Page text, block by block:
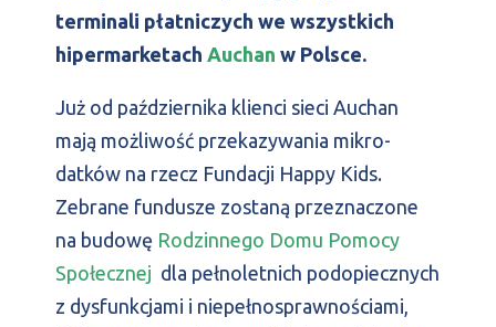
terminali płatniczych we wszystkich
hipermarketach Auchan w Polsce.
Już od października klienci sieci Auchan
mają możliwość przekazywania mikro-
datków na rzecz Fundacji Happy Kids.
Zebrane fundusze zostaną przeznaczone
na budowę Rodzinnego Domu Pomocy
Społecznej dla pełnoletnich podopiecznych
z dysfunkcjami i niepełnosprawnościami,